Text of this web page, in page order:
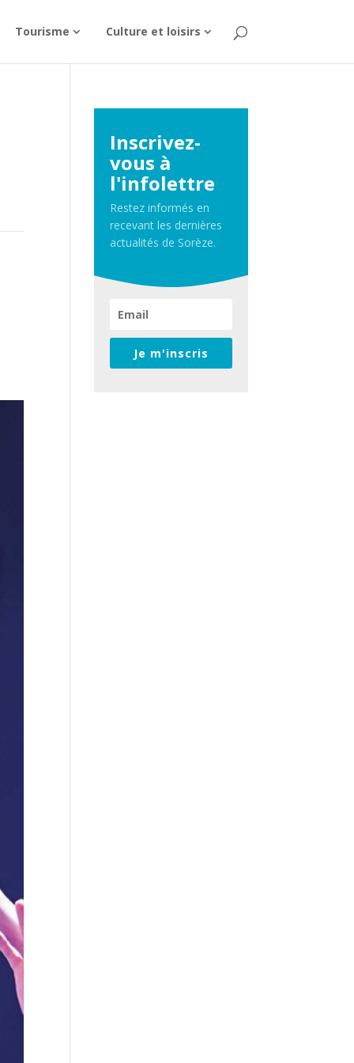
Tourisme Culture et loisirs
Inscrivez-
vous à
l'infolettre
Restez informés en
recevant les dernières
actualités de Sorèze.
Je m'inscris